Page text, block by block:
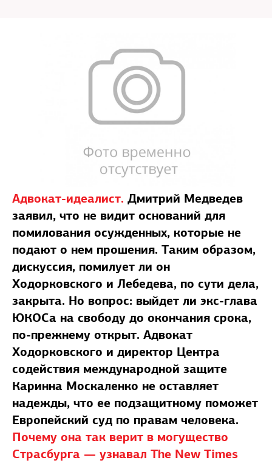
Адвокат-идеалист. Дмитрий Медведев
заявил, что не видит оснований для
помилования осужденных, которые не
подают о нем прошения. Таким образом,
дискуссия, помилует ли он
Ходорковского и Лебедева, по сути дела,
закрыта. Но вопрос: выйдет ли экс-глава
ЮКОСа на свободу до окончания срока,
по-прежнему открыт. Адвокат
Ходорковского и директор Центра
содействия международной защите
Каринна Москаленко не оставляет
надежды, что ее подзащитному поможет
Европейский суд по правам человека.
Почему она так верит в могущество
Страсбурга — узнавал The New Times